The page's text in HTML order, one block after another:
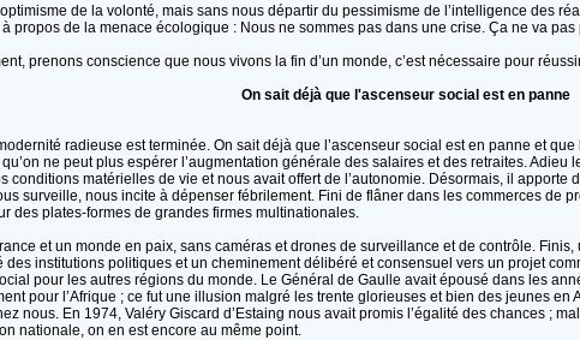
de la volonté, mais sans nous départir du pessimisme de l’intelligence des
propos de la menace écologique : Nous ne sommes pas dans une crise. Ça ne va pas
prenons conscience que nous vivons la fin d’un monde, c’est nécessaire pour
On sait déjà que l'ascenseur social est en panne
radieuse est terminée. On sait déjà que l’ascenseur social est en panne et
qu’on ne peut plus espérer l’augmentation générale des salaires et des retraites.
conditions matérielles de vie et nous avait offert de l’autonomie. Désormais, il apporte
surveille, nous incite à dépenser fébrilement. Fini de flâner dans les commerces de
des plates-formes de grandes firmes multinationales.
et un monde en paix, sans caméras et drones de surveillance et de contrôle.
des institutions politiques et un cheminement délibéré et consensuel vers un projet
pour les autres régions du monde. Le Général de Gaulle avait épousé dans les
pour l’Afrique ; ce fut une illusion malgré les trente glorieuses et bien des jeunes en
nous. En 1974, Valéry Giscard d’Estaing nous avait promis l’égalité des chances ;
nationale, on en est encore au même point.